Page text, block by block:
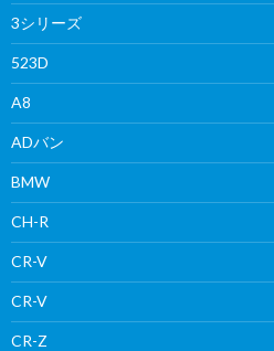
3シリーズ
523D
A8
ADバン
BMW
CH-R
CR-V
CR-V
CR-Z